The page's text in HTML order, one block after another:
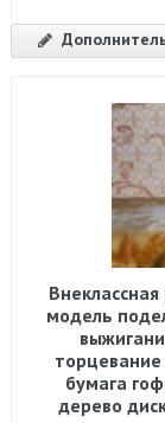
модель
бумага
дерево